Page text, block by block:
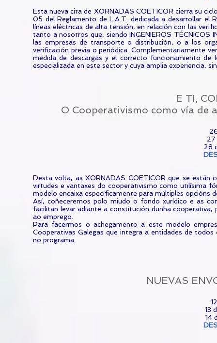
Esta nueva cita de XORNADAS COETICOR cierra su
05 del Reglamento de L.A.T. dedicada a desarrollar el
líneas eléctricas de alta tensión, en relación con las
tanto a nosotros que, siendo INGENIEROS TÉCNICOS
las empresas de transporte o distribución, o a los
verificación previa o periódica. Complementariamente
medida de descargas y el correcto funcionamiento de
especializada en este sector y cuya amplia experiencia,
E TI,
O Cooperativismo como vía de
27
28
Desta volta, as XORNADAS COETICOR que se están
virtudes e vantaxes do cooperativismo como utilísima
modelo encaixa específicamente para múltiples opcións
Así, coñeceremos polo miudo o fondo xurídico e as
facilitan levar adiante a constitución dunha
ao emprego.
Para facermos o achegamento a este modelo
Cooperativas Galegas que integra a entidades de
no programa.
NUEVAS
13
14